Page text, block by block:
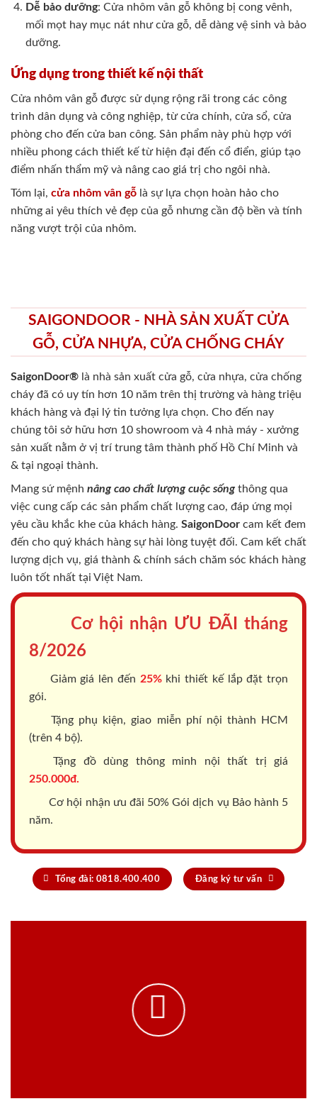
Dễ bảo dưỡng: Cửa nhôm vân gỗ không bị cong vênh,
mối mọt hay mục nát như cửa gỗ, dễ dàng vệ sinh và bảo
dưỡng.
Ứng dụng trong thiết kế nội thất
Cửa nhôm vân gỗ được sử dụng rộng rãi trong các công
trình dân dụng và công nghiệp, từ cửa chính, cửa sổ, cửa
phòng cho đến cửa ban công. Sản phẩm này phù hợp với
nhiều phong cách thiết kế từ hiện đại đến cổ điển, giúp tạo
điểm nhấn thẩm mỹ và nâng cao giá trị cho ngôi nhà.
Tóm lại, cửa nhôm vân gỗ là sự lựa chọn hoàn hảo cho
những ai yêu thích vẻ đẹp của gỗ nhưng cần độ bền và tính
năng vượt trội của nhôm.
SAIGONDOOR - NHÀ SẢN XUẤT CỬA
GỖ, CỬA NHỰA, CỬA CHỐNG CHÁY
SaigonDoor® là nhà sản xuất cửa gỗ, cửa nhựa, cửa chống
cháy đã có uy tín hơn 10 năm trên thị trường và hàng triệu
khách hàng và đại lý tin tưởng lựa chọn. Cho đến nay
chúng tôi sở hữu hơn 10 showroom và 4 nhà máy - xưởng
sản xuất nằm ở vị trí trung tâm thành phố Hồ Chí Minh và
& tại ngoại thành.
Mang sứ mệnh nâng cao chất lượng cuộc sốngthông qua
việc cung cấp các sản phẩm chất lượng cao, đáp ứng mọi
yêu cầu khắc khe của khách hàng. SaigonDoor cam kết đem
đến cho quý khách hàng sự hài lòng tuyệt đối. Cam kết chất
lượng dịch vụ, giá thành & chính sách chăm sóc khách hàng
luôn tốt nhất tại Việt Nam.
Cơ hội nhận ƯU ĐÃI tháng
8/2026
Giảm giá lên đến 25%khi thiết kế lắp đặt trọn
gói.
Tặng phụ kiện, giao miễn phí nội thành HCM
(trên 4 bộ).
Tặng đồ dùng thông minh nội thất trị giá
250.000đ.
Cơ hội nhận ưu đãi 50% Gói dịch vụ Bảo hành 5
năm.
Tổng đài: 0818.400.400 Đăng ký tư vấn